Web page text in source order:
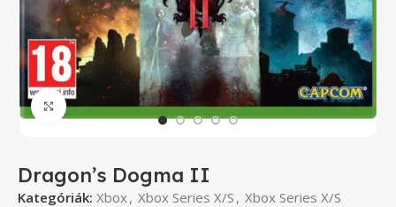
Click to enlarge
Dragon’s Dogma II
Kategóriák: Xbox , Xbox Series X/S , Xbox Series X/S